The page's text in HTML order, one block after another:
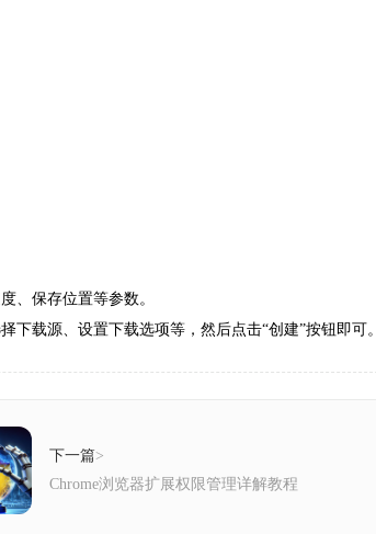
、保存位置等参数。
载源、设置下载选项等，然后点击“创建”按钮即可。
下一篇>
Chrome浏览器扩展权限管理详解教程